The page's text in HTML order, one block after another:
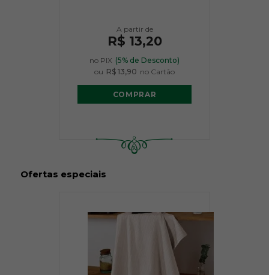
R$ 13,20
no PIX (5% de Desconto)
ou R$ 13,90 no Cartão
COMPRAR
Ofertas especiais